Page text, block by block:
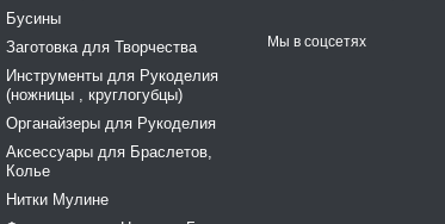
Бусины
Заготовка для Творчества
Инструменты для Рукоделия
(ножницы , круглогубцы)
Органайзеры для Рукоделия
Аксессуары для Браслетов,
Колье
Нитки Мулине
Мы в соцсетях